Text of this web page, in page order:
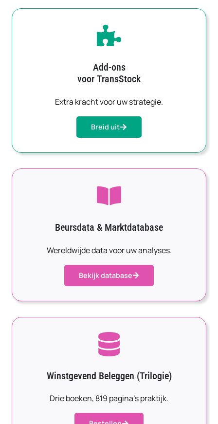
Add-ons
voor TransStock
Extra kracht voor uw strategie.
Breid uit
Beursdata & Marktdatabase
Wereldwijde data voor uw analyses.
Bekijk database
Winstgevend Beleggen (Trilogie)
Drie boeken, 819 pagina’s praktijk.